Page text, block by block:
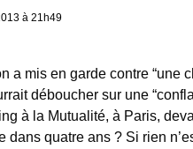
à 21h49
a mis en garde contre “une
déboucher sur une
à la Mutualité, à Paris,
dans quatre ans ? Si rien